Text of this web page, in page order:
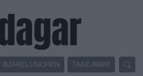
BJÄRELUNCHEN TAKE AWAY